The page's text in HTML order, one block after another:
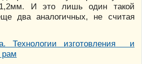
И это лишь один такой
два аналогичных, не считая